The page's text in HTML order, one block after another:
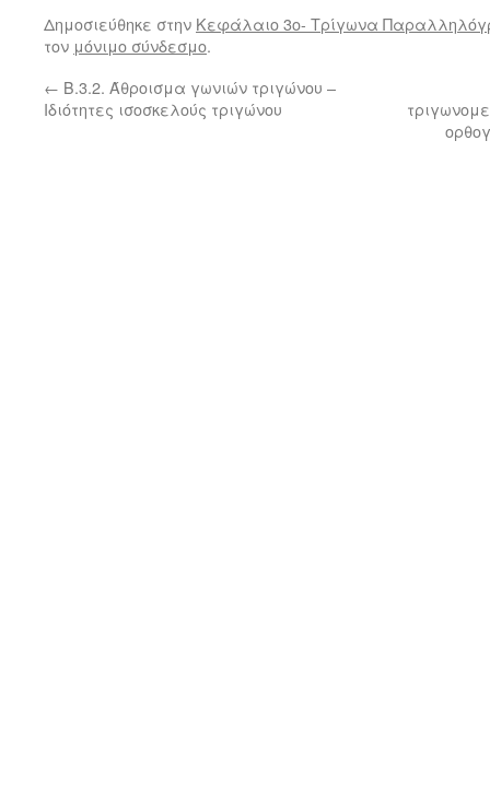
Δημοσιεύθηκε στην Κεφάλαιο 3ο- Τρίγωνα
τον μόνιμο σύνδεσμο.
← Β.3.2. Άθροισμα γωνιών τριγώνου –
Ιδιότητες ισοσκελούς τριγώνου